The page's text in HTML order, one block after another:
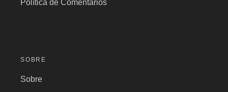
Política de Comentários
SOBRE
Sobre